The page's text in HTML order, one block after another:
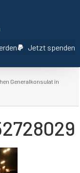
Jetzt spenden
Generalkonsulat in